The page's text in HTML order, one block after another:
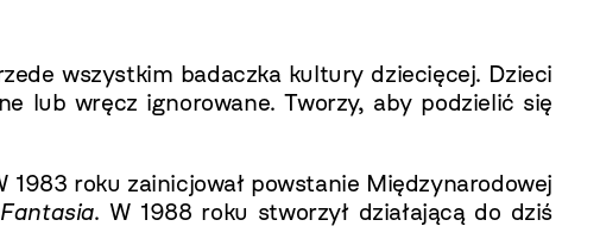
wszystkim badaczka kultury dziecięcej. Dzieci
lub wręcz ignorowane. Tworzy, aby podzielić się
roku zainicjował powstanie Międzynarodowej
. W 1988 roku stworzył działającą do dziś